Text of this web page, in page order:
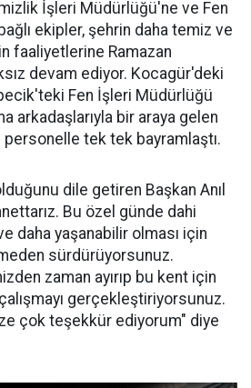
İşleri Müdürlüğü'ne ve Fen
ekipler, şehrin daha temiz ve
faaliyetlerine Ramazan
devam ediyor. Kocagür'deki
Fen İşleri Müdürlüğü
arkadaşlarıyla bir araya gelen
personelle tek tek bayramlaştı.
dile getiren Başkan Anıl
Bu özel günde dahi
daha yaşanabilir olması için
sürdürüyorsunuz.
zaman ayırıp bu kent için
gerçekleştiriyorsunuz.
çok teşekkür ediyorum" diye